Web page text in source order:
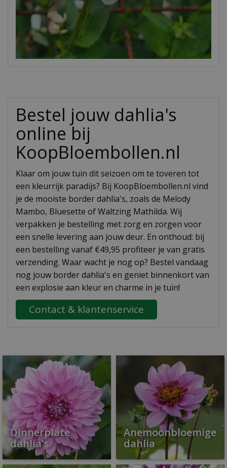
Bestel jouw dahlia's
online bij
KoopBloembollen.nl
Klaar om jouw tuin dit seizoen om te toveren tot
een kleurrijk paradijs? Bij KoopBloembollen.nl vind
je de mooiste border dahlia's, zoals de Melody
Mambo, Bluesette of Waltzing Mathilda. Wij
verpakken je bestelling met zorg en zorgen voor
een snelle levering aan jouw deur. En onthoud: bij
een bestelling vanaf €49,95 profiteer je van gratis
verzending. Waar wacht je nog op? Bestel vandaag
nog jouw border dahlia's en geniet binnenkort van
een explosie aan kleur en charme in je tuin!
Contact & klantenservice
Dinnerplate
dahlia's
Anemoonbloemige
dahlia